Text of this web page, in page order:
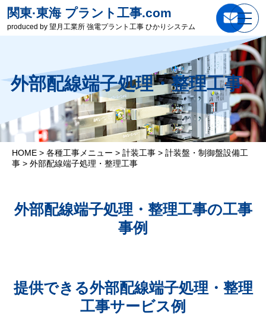
関東·東海 プラント工事.com
produced by 望月工業所 強電プラント工事 ひかりシステム
外部配線端子処理・整理工事
HOME > 各種工事メニュー > 計装工事 > 計装盤・制御盤設備工
事 > 外部配線端子処理・整理工事
外部配線端子処理・整理工事の工事
事例
提供できる外部配線端子処理・整理
工事サービス例